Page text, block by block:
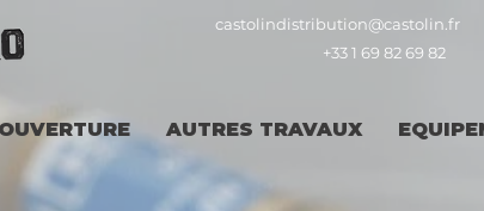
castolindistribution@castolin.fr
+33 1 69 82 69 82
AUTRES TRAVAUX